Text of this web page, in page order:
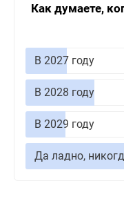
Как думаете,
В 2027 году
В 2028 году
В 2029 году
Да ладно,